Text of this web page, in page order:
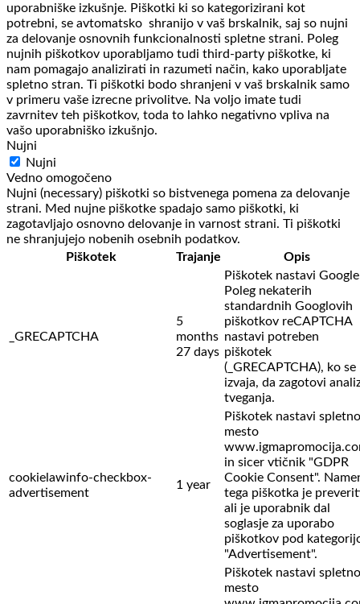
uporabniške izkušnje. Piškotki ki so kategorizirani kot
potrebni, se avtomatsko shranijo v vaš brskalnik, saj so nujni
za delovanje osnovnih funkcionalnosti spletne strani. Poleg
nujnih piškotkov uporabljamo tudi third-party piškotke, ki
nam pomagajo analizirati in razumeti način, kako uporabljate
spletno stran. Ti piškotki bodo shranjeni v vaš brskalnik samo
v primeru vaše izrecne privolitve. Na voljo imate tudi
zavrnitev teh piškotkov, toda to lahko negativno vpliva na
vašo uporabniško izkušnjo.
Nujni
Nujni
Vedno omogočeno
Nujni (necessary) piškotki so bistvenega pomena za delovanje
strani. Med nujne piškotke spadajo samo piškotki, ki
zagotavljajo osnovno delovanje in varnost strani. Ti piškotki
ne shranjujejo nobenih osebnih podatkov.
Piškotek
Trajanje Opis
_GRECAPTCHA
5
months
27 days
Piškotek nastavi
Poleg nekaterih
standardnih Googlovih
piškotkov reCAPTCHA
nastavi potreben
piškotek
(_GRECAPTCHA), ko se
izvaja, da zagotovi
tveganja.
cookielawinfo-checkbox-
advertisement
1 year
Piškotek nastavi spletno
mesto
in sicer vtičnik "GDPR
Cookie Consent".
tega piškotka je
ali je uporabnik dal
soglasje za uporabo
piškotkov pod
"Advertisement".
Piškotek nastavi spletno
mesto